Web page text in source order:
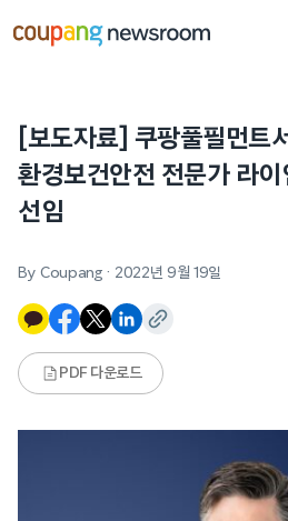
건너뛰기
[보도자료] 쿠팡풀필먼트
환경보건안전 전문가 라
선임
By Coupang · 2022년 9월 19일
PDF 다운로드